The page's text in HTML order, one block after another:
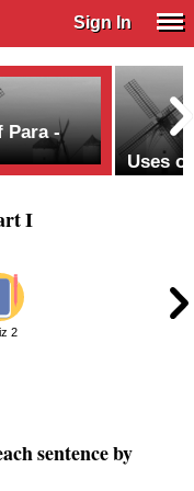
Sign In
Para -
Uses
I
2
sentence by